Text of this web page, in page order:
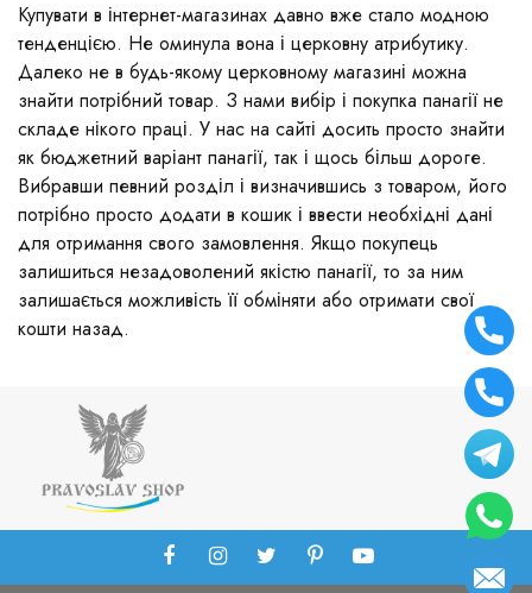
Купувати в інтернет-магазинах давно вже стало модною
тенденцією. Не оминула вона і церковну атрибутику.
Далеко не в будь-якому церковному магазині можна
знайти потрібний товар. З нами вибір і покупка панагії не
складе нікого праці. У нас на сайті досить просто знайти
як бюджетний варіант панагії, так і щось більш дороге.
Вибравши певний розділ і визначившись з товаром, його
потрібно просто додати в кошик і ввести необхідні дані
для отримання свого замовлення. Якщо покупець
залишиться незадоволений якістю панагії, то за ним
залишається можливість її обміняти або отримати свої
кошти назад.